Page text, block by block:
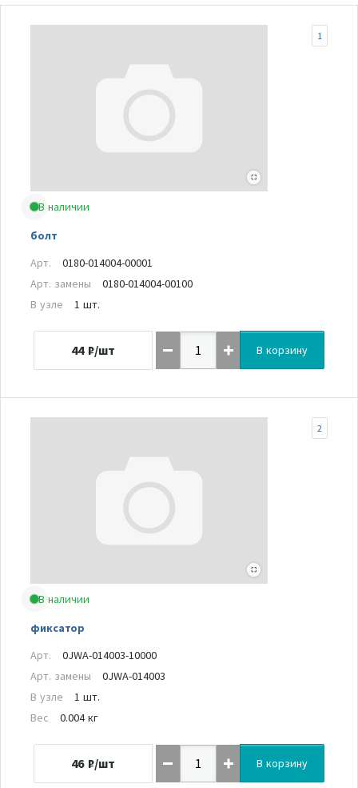
В наличии
болт
1
Арт.
0180-014004-00001
Арт. замены
0180-014004-00100
В узле
1 шт.
44 ₽/шт В корзину
В наличии
фиксатор
2
Арт.
0JWA-014003-10000
Арт. замены
0JWA-014003
В узле
1 шт.
Вес
0.004 кг
46 ₽/шт В корзину